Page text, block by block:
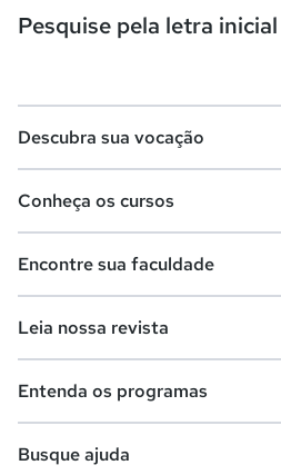
Pesquise pela letra inicial
Descubra sua vocação
Conheça os cursos
Cursos técnicos
Escolas
Encontre sua faculdade
Comunidade Quero
Leia nossa revista
Profissões
Entenda os programas
Busque ajuda